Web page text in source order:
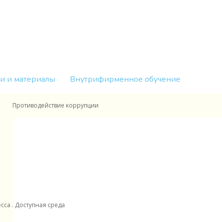
. Доступная среда
Противодействие коррупции
и материалы Внутрифирменное обучение